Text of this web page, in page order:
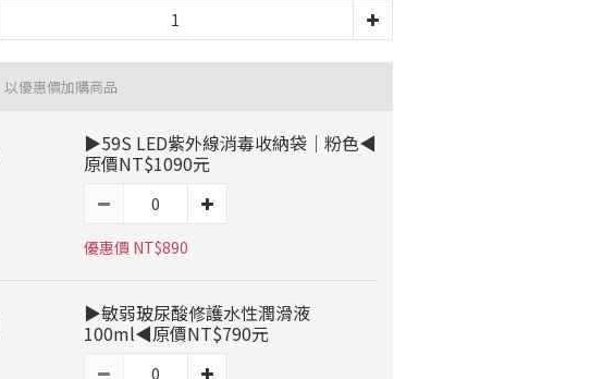
以優惠價加購商品
▶59S LED紫外線消毒收納袋｜粉色◀
原價NT$1090元
優惠價 NT$890
▶敏弱玻尿酸修護水性潤滑液
100ml◀原價NT$790元